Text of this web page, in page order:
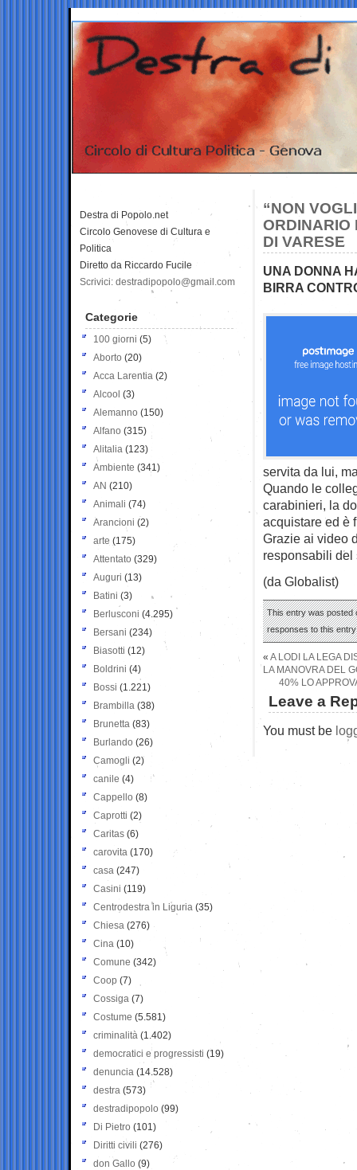
“NON
ORDINARIO
DI VARESE
UNA DONNA
BIRRA
servita da lui,
Quando le
carabinieri, la
acquistare ed è
Grazie ai video
responsabili del
(da Globalist)
This entry was posted
responses to this
« A LODI LA LEGA
LA MANOVRA DEL
40% LO
Leave a
You must be
Destra di Popolo.net
Circolo Genovese di Cultura e
Politica
Diretto da Riccardo Fucile
Scrivici: destradipopolo@gmail.com
Categorie
100 giorni (5)
Aborto (20)
Acca Larentia (2)
Alcool (3)
Alemanno (150)
Alfano (315)
Alitalia (123)
Ambiente (341)
AN (210)
Animali (74)
Arancioni (2)
arte (175)
Attentato (329)
Auguri (13)
Batini (3)
Berlusconi (4.295)
Bersani (234)
Biasotti (12)
Boldrini (4)
Bossi (1.221)
Brambilla (38)
Brunetta (83)
Burlando (26)
Camogli (2)
canile (4)
Cappello (8)
Caprotti (2)
Caritas (6)
carovita (170)
casa (247)
Casini (119)
Centrodestra in Liguria (35)
Chiesa (276)
Cina (10)
Comune (342)
Coop (7)
Cossiga (7)
Costume (5.581)
criminalità (1.402)
democratici e progressisti (19)
denuncia (14.528)
destra (573)
destradipopolo (99)
Di Pietro (101)
Diritti civili (276)
don Gallo (9)